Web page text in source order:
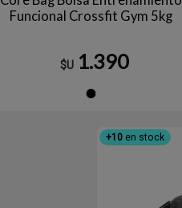
Funcional Crossfit Gym 5kg
$U 1.390
+10en stock